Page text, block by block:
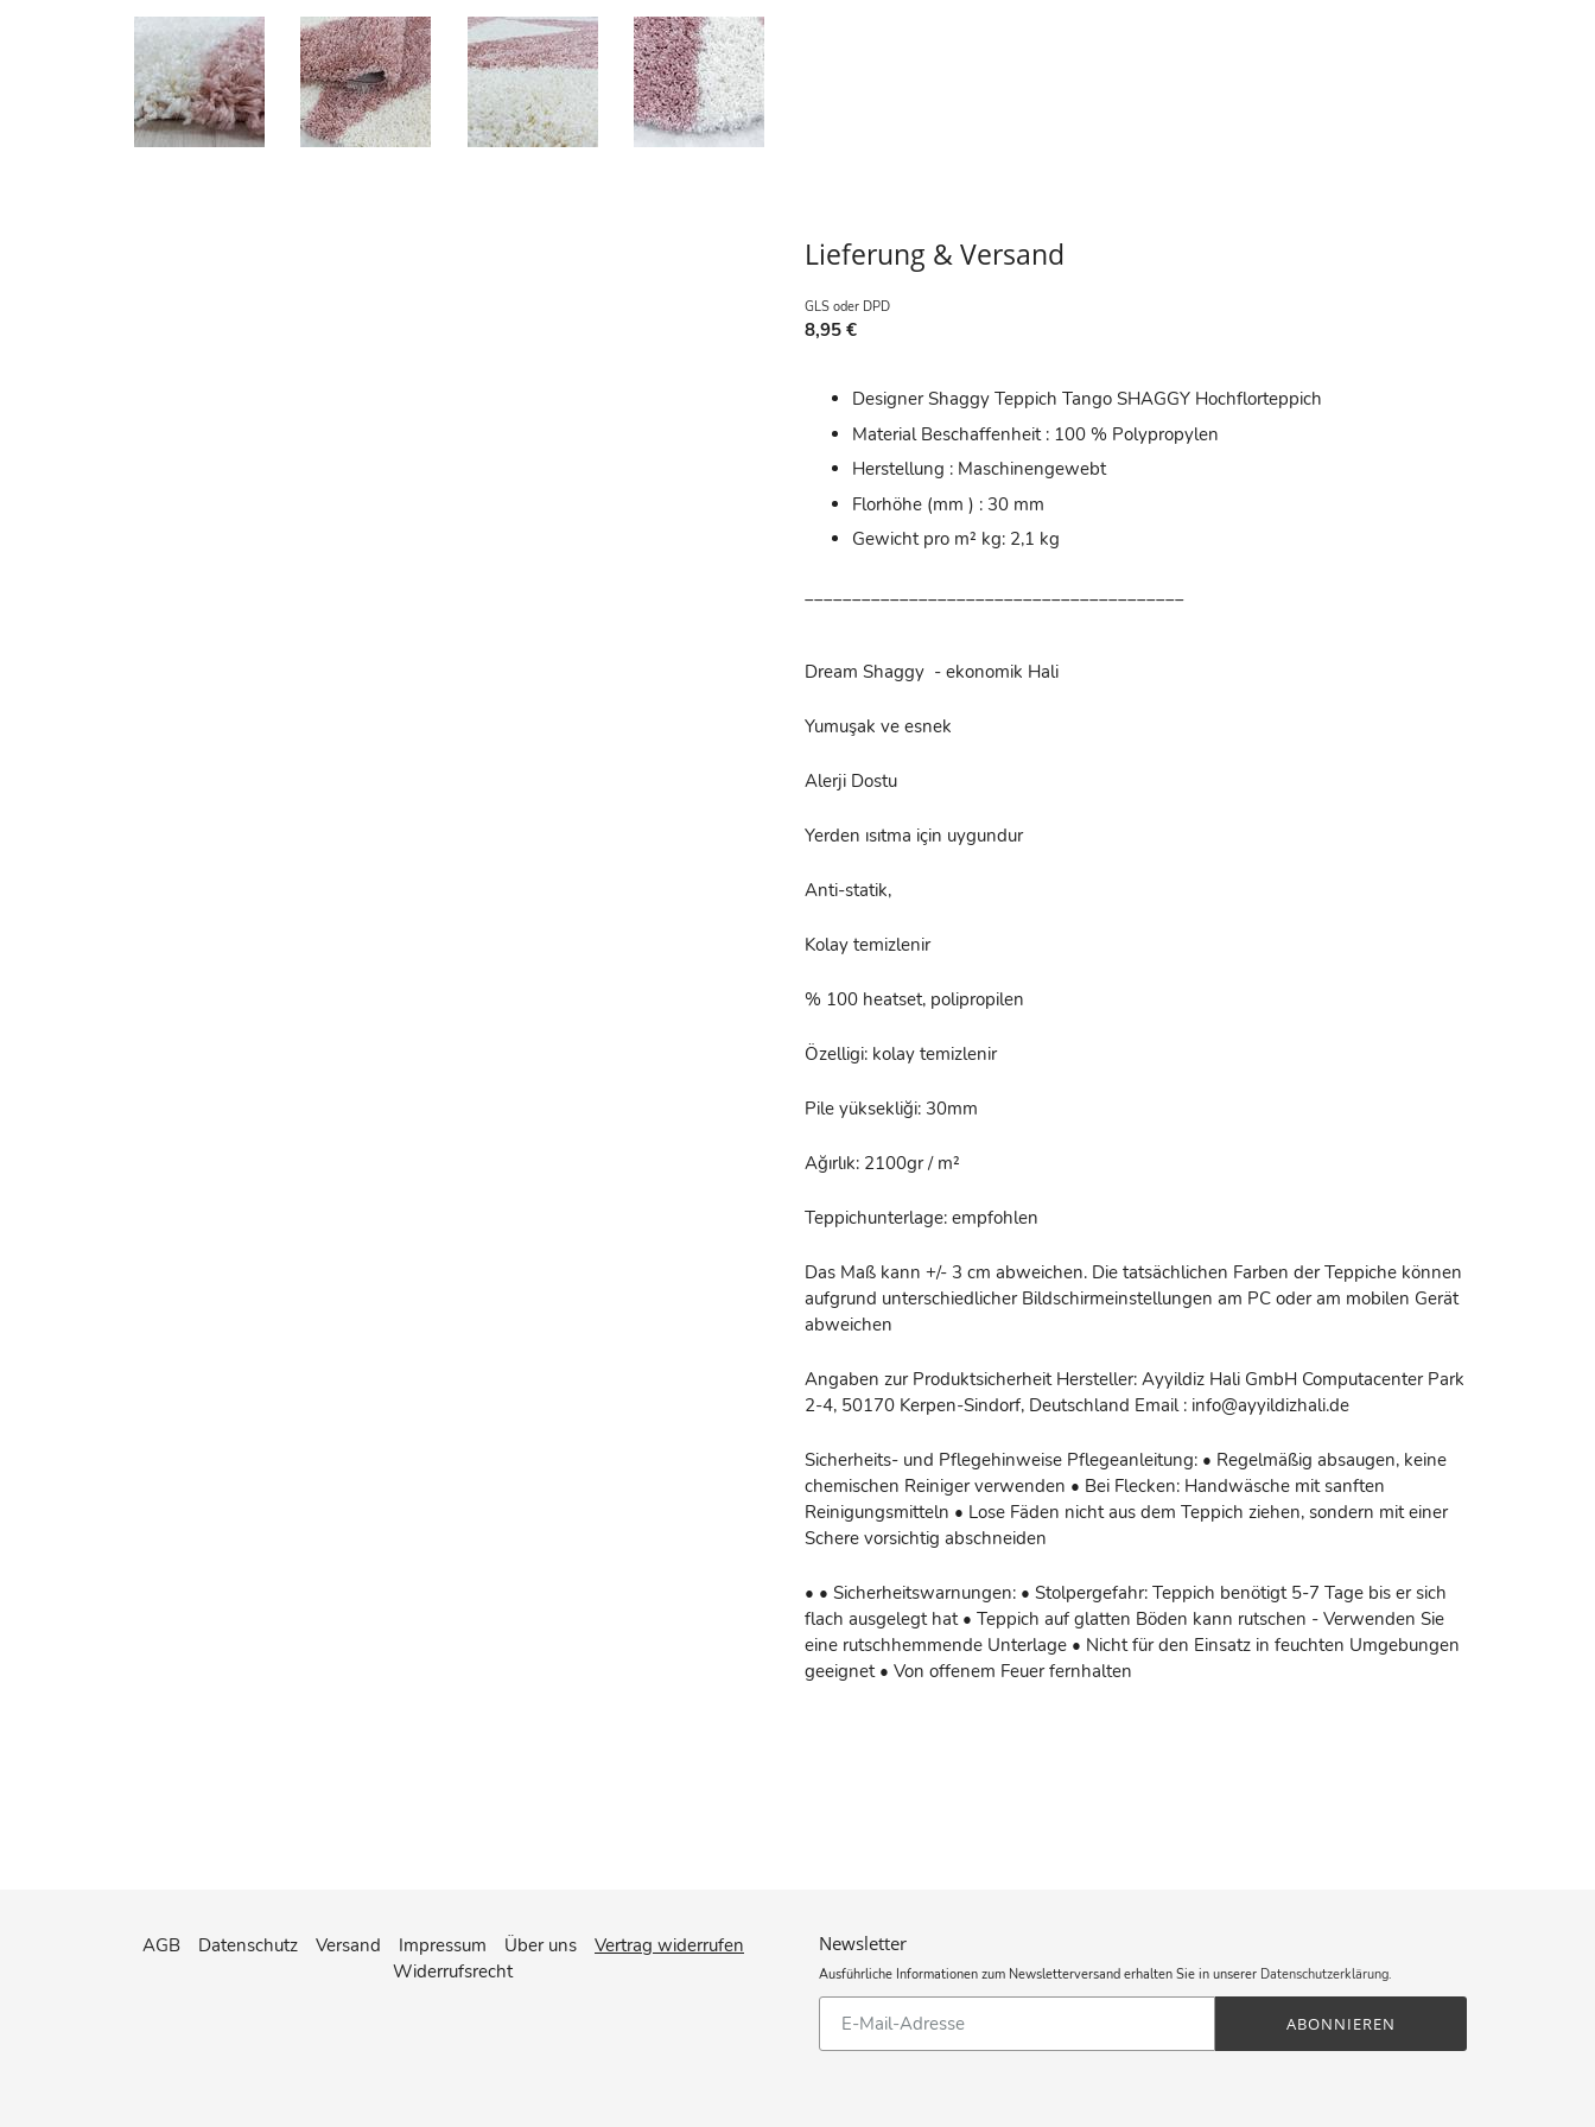
Lieferung & Versand
GLS oder DPD
8,95 €
Designer Shaggy Teppich Tango SHAGGY Hochflorteppich
Material Beschaffenheit : 100 % Polypropylen
Herstellung : Maschinengewebt
Florhöhe (mm ) : 30 mm
Gewicht pro m² kg: 2,1 kg
________________________________________
Dream Shaggy - ekonomik Hali
Yumuşak ve esnek
Alerji Dostu
Yerden ısıtma için uygundur
Anti-statik,
Kolay temizlenir
% 100 heatset, polipropilen
Özelligi: kolay temizlenir
Pile yüksekliği: 30mm
Ağırlık: 2100gr / m²
Teppichunterlage: empfohlen
Das Maß kann +/- 3 cm abweichen. Die tatsächlichen Farben der Teppiche können
aufgrund unterschiedlicher Bildschirmeinstellungen am PC oder am mobilen Gerät
abweichen
Angaben zur Produktsicherheit Hersteller: Ayyildiz Hali GmbH Computacenter Park
2-4, 50170 Kerpen-Sindorf, Deutschland Email : info@ayyildizhali.de
Sicherheits- und Pflegehinweise Pflegeanleitung: • Regelmäßig absaugen, keine
chemischen Reiniger verwenden • Bei Flecken: Handwäsche mit sanften
Reinigungsmitteln • Lose Fäden nicht aus dem Teppich ziehen, sondern mit einer
Schere vorsichtig abschneiden
• • Sicherheitswarnungen: • Stolpergefahr: Teppich benötigt 5-7 Tage bis er sich
flach ausgelegt hat • Teppich auf glatten Böden kann rutschen - Verwenden Sie
eine rutschhemmende Unterlage • Nicht für den Einsatz in feuchten Umgebungen
geeignet • Von offenem Feuer fernhalten
AGB Datenschutz Versand Impressum Über uns
Vertrag widerrufen
Widerrufsrecht
Newsletter
Ausführliche Informationen zum Newsletterversand erhalten Sie in unserer Datenschutzerklärung.
ABONNIEREN